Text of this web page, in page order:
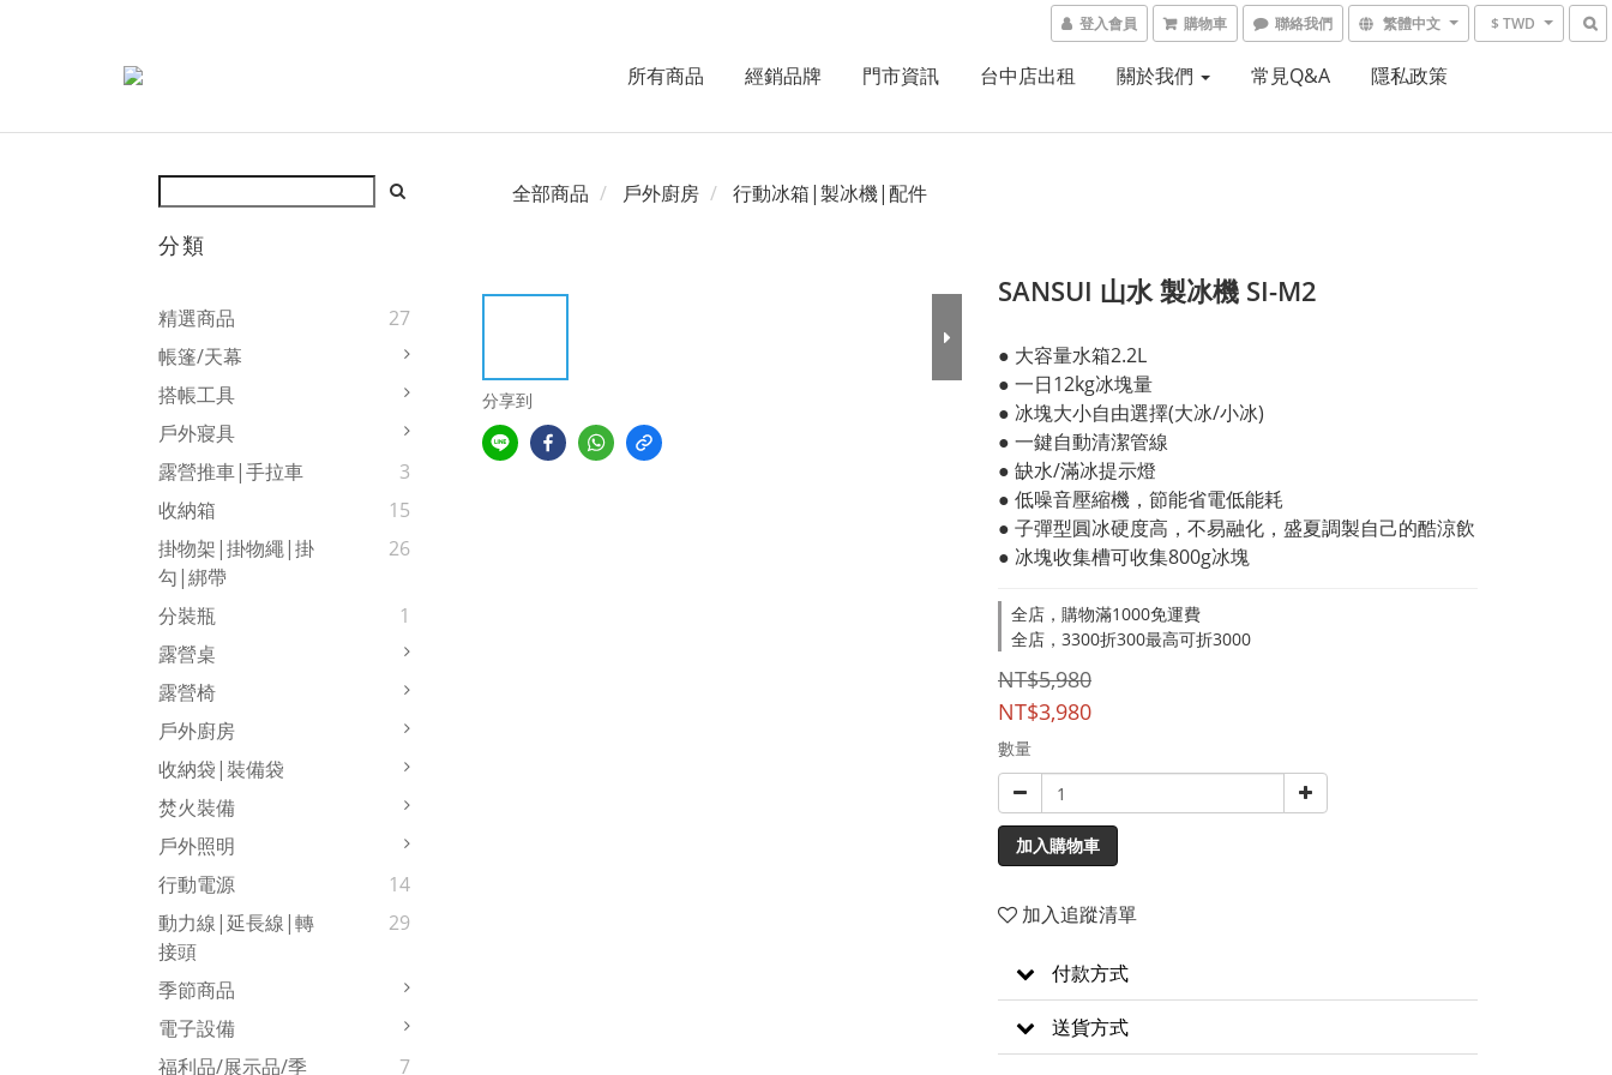
登入會員 購物車 聯絡我們 繁體中文 $ TWD
所有商品 經銷品牌 門市資訊 台中店出租 關於我們 常見Q&A 隱私政策
分類
精選商品
27
帳篷/天幕
搭帳工具
戶外寢具
露營推車|手拉車
3
收納箱
15
掛物架|掛物繩|掛
勾|綁帶
26
分裝瓶
1
露營桌
露營椅
戶外廚房
收納袋|裝備袋
焚火裝備
戶外照明
行動電源
14
動力線|延長線|轉
接頭
29
季節商品
電子設備
福利品/展示品/季
7
全部商品 戶外廚房 行動冰箱|製冰機|配件
分享到
SANSUI 山水 製冰機 SI-M2
● 大容量水箱2.2L
● 一日12kg冰塊量
● 冰塊大小自由選擇(大冰/小冰)
● 一鍵自動清潔管線
● 缺水/滿冰提示燈
● 低噪音壓縮機，節能省電低能耗
● 子彈型圓冰硬度高，不易融化，盛夏調製自己的酷涼飲
● 冰塊收集槽可收集800g冰塊
全店，購物滿1000免運費
全店，3300折300最高可折3000
NT$5,980
NT$3,980
數量
加入購物車
加入追蹤清單
付款方式
送貨方式